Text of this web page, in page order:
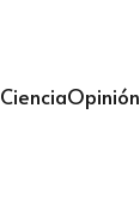
CienciaOpinión